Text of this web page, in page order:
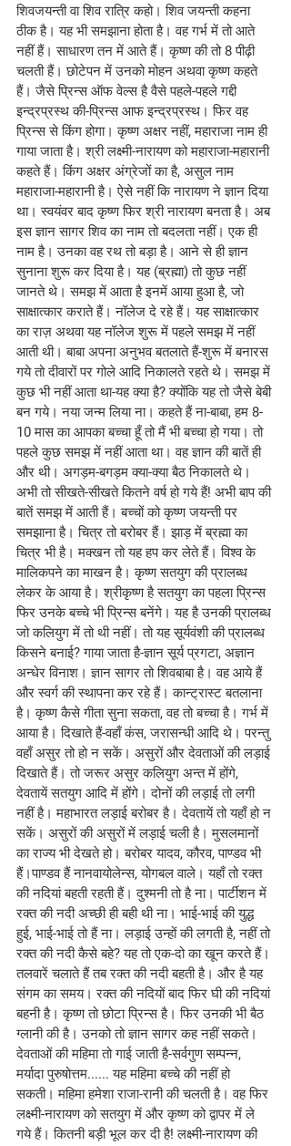
शिवजयन्ती वा शिव रात्रि कहो। शिव जयन्ती कहना
ठीक है। यह भी समझाना होता है। वह गर्भ में तो आते
नहीं हैं। साधारण तन में आते हैं। कृष्ण की तो 8 पीढ़ी
चलती हैं। छोटेपन में उनको मोहन अथवा कृष्ण कहते
हैं। जैसे प्रिन्स ऑफ वेल्स है वैसे पहले-पहले गद्दी
इन्द्रप्रस्थ की-प्रिन्स आफ इन्द्रप्रस्थ। फिर वह
प्रिन्स से किंग होगा। कृष्ण अक्षर नहीं, महाराजा नाम ही
गाया जाता है। श्री लक्ष्मी-नारायण को महाराजा-महारानी
कहते हैं। किंग अक्षर अंग्रेजों का है, असुल नाम
महाराजा-महारानी है। ऐसे नहीं कि नारायण ने ज्ञान दिया
था। स्वयंवर बाद कृष्ण फिर श्री नारायण बनता है। अब
इस ज्ञान सागर शिव का नाम तो बदलता नहीं। एक ही
नाम है। उनका वह रथ तो बड़ा है। आने से ही ज्ञान
सुनाना शुरू कर दिया है। यह (ब्रह्मा) तो कुछ नहीं
जानते थे। समझ में आता है इनमें आया हुआ है, जो
साक्षात्कार कराते हैं। नॉलेज दे रहे हैं। यह साक्षात्कार
का राज़ अथवा यह नॉलेज शुरू में पहले समझ में नहीं
आती थी। बाबा अपना अनुभव बतलाते हैं-शुरू में बनारस
गये तो दीवारों पर गोले आदि निकालते रहते थे। समझ में
कुछ भी नहीं आता था-यह क्या है? क्योंकि यह तो जैसे बेबी
बन गये। नया जन्म लिया ना। कहते हैं ना-बाबा, हम 8-
10 मास का आपका बच्चा हूँ तो मैं भी बच्चा हो गया। तो
पहले कुछ समझ में नहीं आता था। वह ज्ञान की बातें ही
और थी। अगड़म-बगड़म क्या-क्या बैठ निकालते थे।
अभी तो सीखते-सीखते कितने वर्ष हो गये हैं! अभी बाप की
बातें समझ में आती हैं। बच्चों को कृष्ण जयन्ती पर
समझाना है। चित्र तो बरोबर हैं। झाड़ में ब्रह्मा का
चित्र भी है। मक्खन तो यह हप कर लेते हैं। विश्व के
मालिकपने का माखन है। कृष्ण सतयुग की प्रालब्ध
लेकर के आया है। श्रीकृष्ण है सतयुग का पहला प्रिन्स
फिर उनके बच्चे भी प्रिन्स बनेंगे। यह है उनकी प्रालब्ध
जो कलियुग में तो थी नहीं। तो यह सूर्यवंशी की प्रालब्ध
किसने बनाई? गाया जाता है-ज्ञान सूर्य प्रगटा, अज्ञान
अन्धेर विनाश। ज्ञान सागर तो शिवबाबा है। वह आये हैं
और स्वर्ग की स्थापना कर रहे हैं। कान्ट्रास्ट बतलाना
है। कृष्ण कैसे गीता सुना सकता, वह तो बच्चा है। गर्भ में
आया है। दिखाते हैं-वहाँ कंस, जरासन्धी आदि थे। परन्तु
वहाँ असुर तो हो न सकें। असुरों और देवताओं की लड़ाई
दिखाते हैं। तो जरूर असुर कलियुग अन्त में होंगे,
देवतायें सतयुग आदि में होंगे। दोनों की लड़ाई तो लगी
नहीं है। महाभारत लड़ाई बरोबर है। देवतायें तो यहाँ हो न
सकें। असुरों की असुरों में लड़ाई चली है। मुसलमानों
का राज्य भी देखते हो। बरोबर यादव, कौरव, पाण्डव भी
हैं।पाण्डव हैं नानवायोलेन्स, योगबल वाले। यहाँ तो रक्त
की नदियां बहती रहती हैं। दुश्मनी तो है ना। पार्टीशन में
रक्त की नदी अच्छी ही बही थी ना। भाई-भाई की युद्ध
हुई, भाई-भाई तो हैं ना। लड़ाई उन्हों की लगती है, नहीं तो
रक्त की नदी कैसे बहे? यह तो एक-दो का खून करते हैं।
तलवारें चलाते हैं तब रक्त की नदी बहती है। और है यह
संगम का समय। रक्त की नदियों बाद फिर घी की नदियां
बहनी है। कृष्ण तो छोटा प्रिन्स है। फिर उनकी भी बैठ
ग्लानी की है। उनको तो ज्ञान सागर कह नहीं सकते।
देवताओं की महिमा तो गाई जाती है-सर्वगुण सम्पन्न,
मर्यादा पुरुषोत्तम...... यह महिमा बच्चे की नहीं हो
सकती। महिमा हमेशा राजा-रानी की चलती है। वह फिर
लक्ष्मी-नारायण को सतयुग में और कृष्ण को द्वापर में ले
गये हैं। कितनी बड़ी भूल कर दी है! लक्ष्मी-नारायण की